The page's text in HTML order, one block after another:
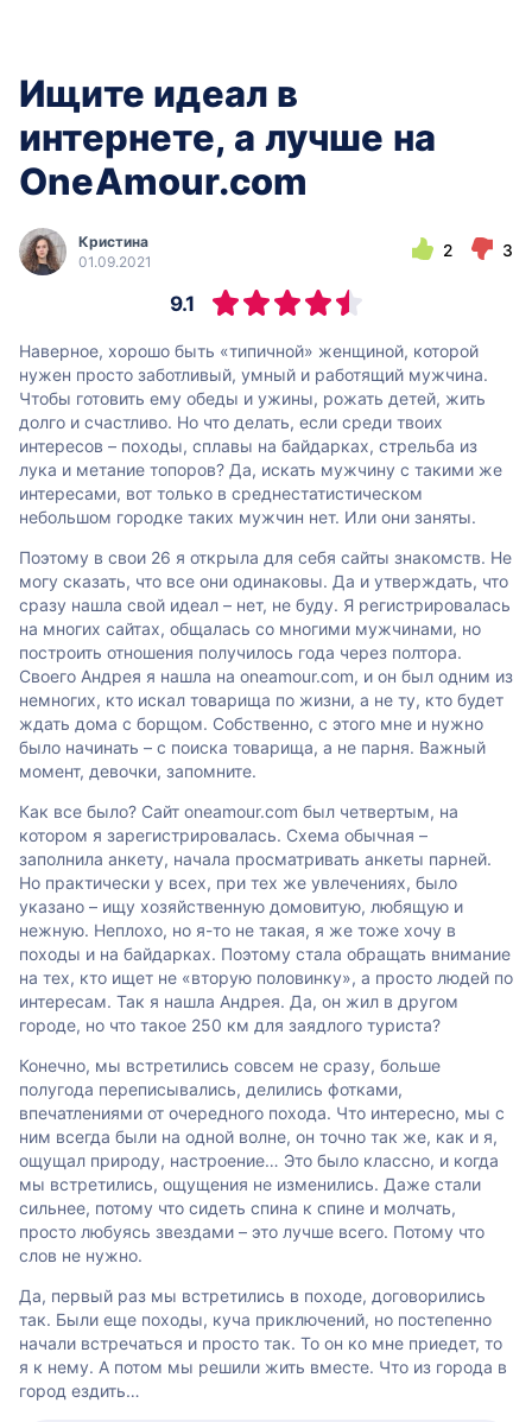
Ищите идеал в
интернете, а лучше на
OneAmour.com
Кристина
01.09.2021
9.1
2 3
Наверное, хорошо быть «типичной» женщиной, которой
нужен просто заботливый, умный и работящий мужчина.
Чтобы готовить ему обеды и ужины, рожать детей, жить
долго и счастливо. Но что делать, если среди твоих
интересов – походы, сплавы на байдарках, стрельба из
лука и метание топоров? Да, искать мужчину с такими же
интересами, вот только в среднестатистическом
небольшом городке таких мужчин нет. Или они заняты.
Поэтому в свои 26 я открыла для себя сайты знакомств. Не
могу сказать, что все они одинаковы. Да и утверждать, что
сразу нашла свой идеал – нет, не буду. Я регистрировалась
на многих сайтах, общалась со многими мужчинами, но
построить отношения получилось года через полтора.
Своего Андрея я нашла на oneamour.com, и он был одним из
немногих, кто искал товарища по жизни, а не ту, кто будет
ждать дома с борщом. Собственно, с этого мне и нужно
было начинать – с поиска товарища, а не парня. Важный
момент, девочки, запомните.
Как все было? Сайт oneamour.com был четвертым, на
котором я зарегистрировалась. Схема обычная –
заполнила анкету, начала просматривать анкеты парней.
Но практически у всех, при тех же увлечениях, было
указано – ищу хозяйственную домовитую, любящую и
нежную. Неплохо, но я-то не такая, я же тоже хочу в
походы и на байдарках. Поэтому стала обращать внимание
на тех, кто ищет не «вторую половинку», а просто людей по
интересам. Так я нашла Андрея. Да, он жил в другом
городе, но что такое 250 км для заядлого туриста?
Конечно, мы встретились совсем не сразу, больше
полугода переписывались, делились фотками,
впечатлениями от очередного похода. Что интересно, мы с
ним всегда были на одной волне, он точно так же, как и я,
ощущал природу, настроение… Это было классно, и когда
мы встретились, ощущения не изменились. Даже стали
сильнее, потому что сидеть спина к спине и молчать,
просто любуясь звездами – это лучше всего. Потому что
слов не нужно.
Да, первый раз мы встретились в походе, договорились
так. Были еще походы, куча приключений, но постепенно
начали встречаться и просто так. То он ко мне приедет, то
я к нему. А потом мы решили жить вместе. Что из города в
город ездить…